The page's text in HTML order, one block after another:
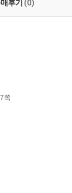
후기 (0)
쪽